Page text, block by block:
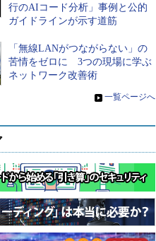
行のAIコード分析」事例と公的
ガイドラインが示す道筋
「無線LANがつながらない」の
苦情をゼロに 3つの現場に学ぶ
ネットワーク改善術
» 一覧ページへ